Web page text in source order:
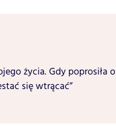
życia. Gdy poprosiła o
się wtrącać”